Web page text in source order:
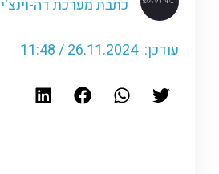
כתבת מערכת דה-וינצ'י
עודכן: 26.11.2024 / 11:48